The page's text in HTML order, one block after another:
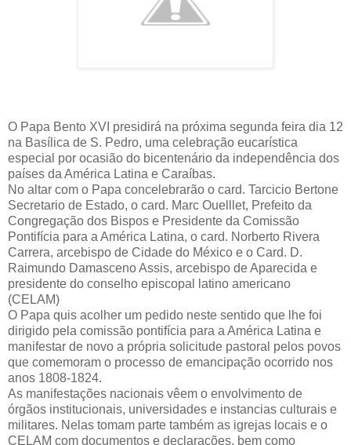
O Papa Bento XVI presidirá na próxima segunda feira dia 12
na Basílica de S. Pedro, uma celebração eucarística
especial por ocasião do bicentenário da independência dos
países da América Latina e Caraíbas.
No altar com o Papa concelebrarão o card. Tarcicio Bertone
Secretario de Estado, o card. Marc Ouelllet, Prefeito da
Congregação dos Bispos e Presidente da Comissão
Pontifícia para a América Latina, o card. Norberto Rivera
Carrera, arcebispo de Cidade do México e o Card. D.
Raimundo Damasceno Assis, arcebispo de Aparecida e
presidente do conselho episcopal latino americano
(CELAM)
O Papa quis acolher um pedido neste sentido que lhe foi
dirigido pela comissão pontifícia para a América Latina e
manifestar de novo a própria solicitude pastoral pelos povos
que comemoram o processo de emancipação ocorrido nos
anos 1808-1824.
As manifestações nacionais vêem o envolvimento de
órgãos institucionais, universidades e instancias culturais e
militares. Nelas tomam parte também as igrejas locais e o
CELAM com documentos e declarações, bem como